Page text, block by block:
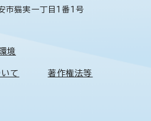
猫実一丁目1番1号
境
て 著作権法等